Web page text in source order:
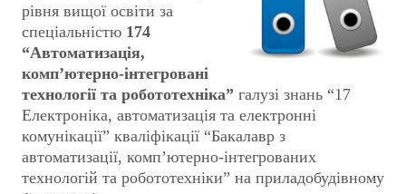
рівня вищої освіти за
спеціальністю 174
“Автоматизація,
комп’ютерно-інтегровані
технології та робототехніка” галузі знань “17
Електроніка, автоматизація та електронні
комунікації” кваліфікації “Бакалавр з
автоматизації, комп’ютерно-інтегрованих
технологій та робототехніки” на приладобудівному